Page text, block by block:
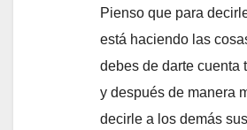
Pienso que para
está haciendo las
debes de darte cuenta
y después de manera
decirle a los demás